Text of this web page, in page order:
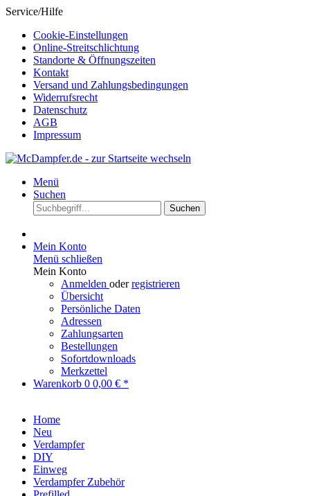
Service/Hilfe
Cookie-Einstellungen
Online-Streitschlichtung
Standorte & Öffnungszeiten
Kontakt
Versand und Zahlungsbedingungen
Widerrufsrecht
Datenschutz
AGB
Impressum
Menü
Suchen
Suchen
Mein Konto
Menü schließen
Mein Konto
Anmelden oderregistrieren
Übersicht
Persönliche Daten
Adressen
Zahlungsarten
Bestellungen
Sofortdownloads
Merkzettel
Warenkorb 0 0,00 € *
Home
Neu
Verdampfer
DIY
Einweg
Verdampfer Zubehör